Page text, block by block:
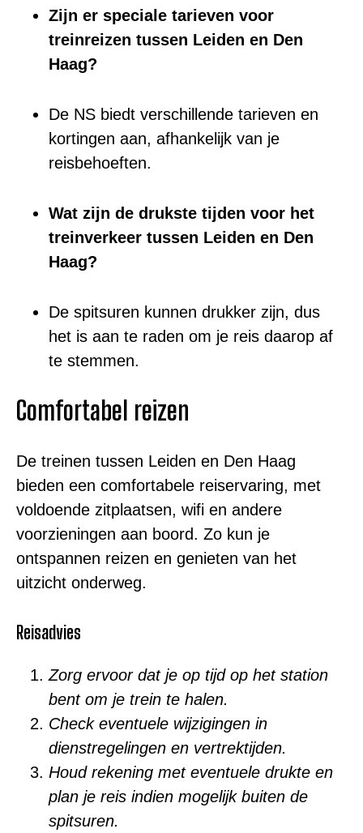
Zijn er speciale tarieven voor
treinreizen tussen Leiden en Den
Haag?
De NS biedt verschillende tarieven en
kortingen aan, afhankelijk van je
reisbehoeften.
Wat zijn de drukste tijden voor het
treinverkeer tussen Leiden en Den
Haag?
De spitsuren kunnen drukker zijn, dus
het is aan te raden om je reis daarop af
te stemmen.
Comfortabel reizen
De treinen tussen Leiden en Den Haag
bieden een comfortabele reiservaring, met
voldoende zitplaatsen, wifi en andere
voorzieningen aan boord. Zo kun je
ontspannen reizen en genieten van het
uitzicht onderweg.
Reisadvies
Zorg ervoor dat je op tijd op het station
bent om je trein te halen.
Check eventuele wijzigingen in
dienstregelingen en vertrektijden.
Houd rekening met eventuele drukte en
plan je reis indien mogelijk buiten de
spitsuren.